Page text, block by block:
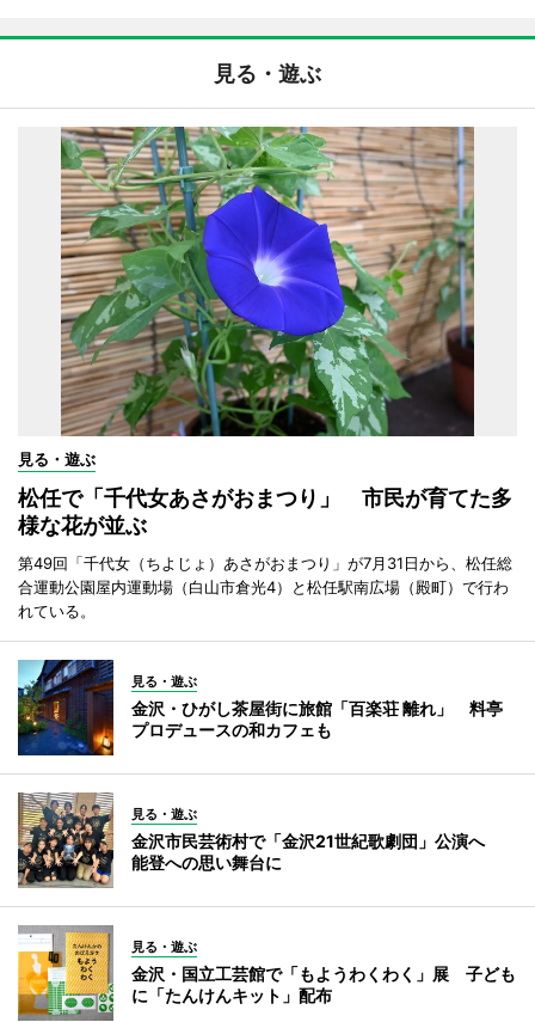
見る・遊ぶ
見る・遊ぶ
松任で「千代女あさがおまつり」 市民が育てた多
様な花が並ぶ
第49回「千代女（ちよじょ）あさがおまつり」が7月31日から、松任総
合運動公園屋内運動場（白山市倉光4）と松任駅南広場（殿町）で行わ
れている。
見る・遊ぶ
金沢・ひがし茶屋街に旅館「百楽荘 離れ」 料亭
プロデュースの和カフェも
見る・遊ぶ
金沢市民芸術村で「金沢21世紀歌劇団」公演へ
能登への思い舞台に
見る・遊ぶ
金沢・国立工芸館で「もようわくわく」展 子ども
に「たんけんキット」配布